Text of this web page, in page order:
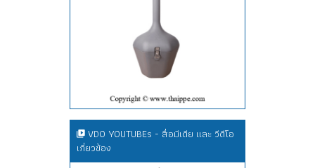
VDO YOUTUBEs - สื่อมีเดีย และ วีดีโอ
เกี่ยวข้อง